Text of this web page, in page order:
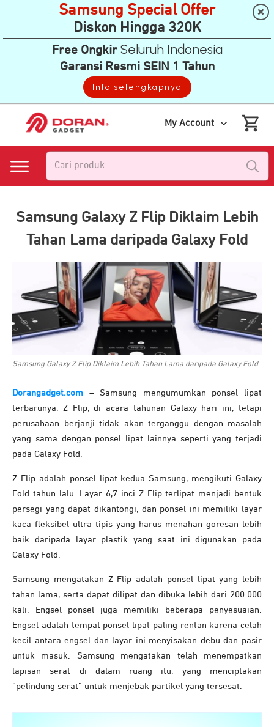
My Account
Samsung Galaxy Z Flip Diklaim Lebih
Tahan Lama daripada Galaxy Fold
Samsung Galaxy Z Flip Diklaim Lebih Tahan Lama daripada Galaxy Fold
Dorangadget.com –Samsung mengumumkan ponsel lipat
terbarunya, Z Flip, di acara tahunan Galaxy hari ini, tetapi
perusahaan berjanji tidak akan terganggu dengan masalah
yang sama dengan ponsel lipat lainnya seperti yang terjadi
pada Galaxy Fold.
Z Flip adalah ponsel lipat kedua Samsung, mengikuti Galaxy
Fold tahun lalu. Layar 6,7 inci Z Flip terlipat menjadi bentuk
persegi yang dapat dikantongi, dan ponsel ini memiliki layar
kaca fleksibel ultra-tipis yang harus menahan goresan lebih
baik daripada layar plastik yang saat ini digunakan pada
Galaxy Fold.
Samsung mengatakan Z Flip adalah ponsel lipat yang lebih
tahan lama, serta dapat dilipat dan dibuka lebih dari 200.000
kali. Engsel ponsel juga memiliki beberapa penyesuaian.
Engsel adalah tempat ponsel lipat paling rentan karena celah
kecil antara engsel dan layar ini menyisakan debu dan pasir
untuk masuk. Samsung mengatakan telah menempatkan
lapisan serat di dalam ruang itu, yang menciptakan
“pelindung serat” untuk menjebak partikel yang tersesat.
Samsung Special Offer
Diskon Hingga 320K
Free OngkirSeluruh Indonesia
Garansi Resmi SEIN 1 Tahun
Info selengkapnya